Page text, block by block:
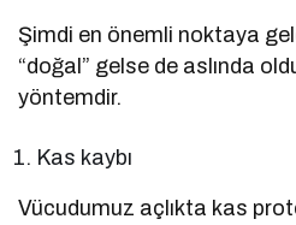
Şimdi en önemli noktaya
“doğal” gelse de aslında
yöntemdir.
Kas kaybı
Vücudumuz açlıkta kas